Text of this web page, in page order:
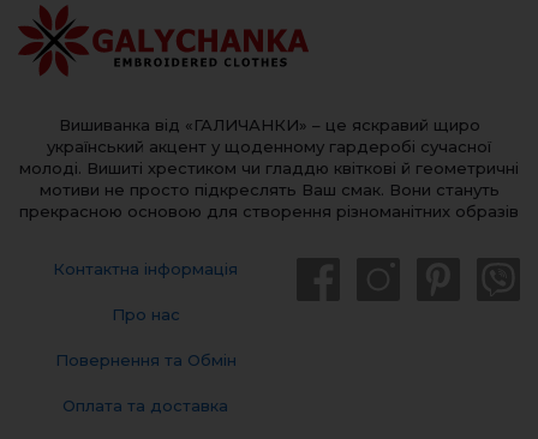
Вишиванка від «ГАЛИЧАНКИ» – це яскравий щиро
український акцент у щоденному гардеробі сучасної
молоді. Вишиті хрестиком чи гладдю квіткові й геометричні
мотиви не просто підкреслять Ваш смак. Вони стануть
прекрасною основою для створення різноманітних образів
Контактна інформація
Про нас
Повернення та Обмін
Оплата та доставка